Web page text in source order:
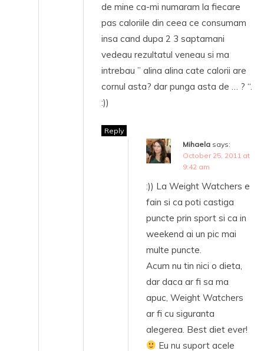
de mine ca-mi numaram la fiecare
pas caloriile din ceea ce consumam
insa cand dupa 2 3 saptamani
vedeau rezultatul veneau si ma
intrebau ” alina alina cate calorii are
cornul asta? dar punga asta de … ? “.
:))
Reply
Mihaela says:
October 25, 2011 at
9:42 am
:)) La Weight Watchers e
fain si ca poti castiga
puncte prin sport si ca in
weekend ai un pic mai
multe puncte.
Acum nu tin nici o dieta,
dar daca ar fi sa ma
apuc, Weight Watchers
ar fi cu siguranta
alegerea. Best diet ever!
Eu nu suport acele